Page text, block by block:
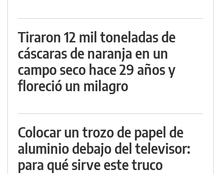
Tiraron 12 mil toneladas de
cáscaras de naranja en un
campo seco hace 29 años y
floreció un milagro
Colocar un trozo de papel de
aluminio debajo del televisor:
para qué sirve este truco